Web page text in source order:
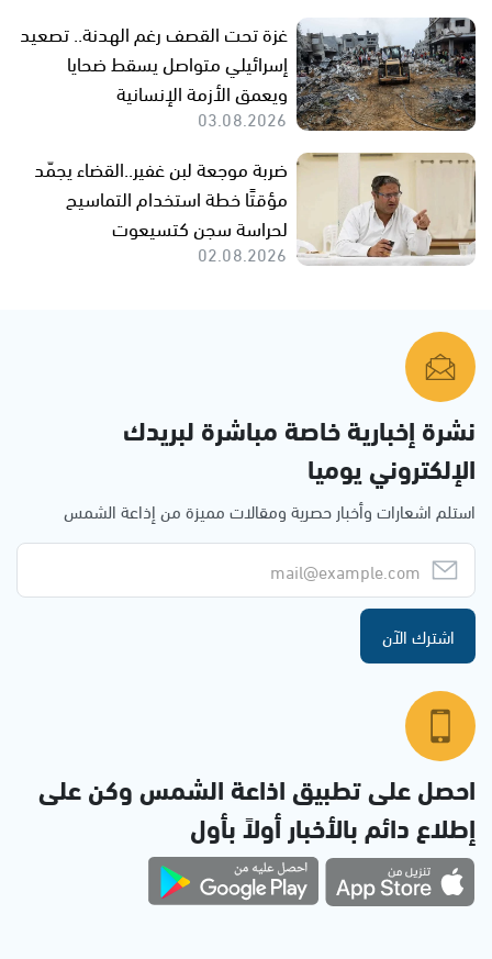
غزة تحت القصف رغم الهدنة.. تصعيد
إسرائيلي متواصل يسقط ضحايا
ويعمق الأزمة الإنسانية
03.08.2026
ضربة موجعة لبن غفير..القضاء يجمّد
مؤقتًا خطة استخدام التماسيح
لحراسة سجن كتسيعوت
02.08.2026
نشرة إخبارية خاصة مباشرة لبريدك
الإلكتروني يوميا
استلم اشعارات وأخبار حصرية ومقالات مميزة من إذاعة الشمس
اشترك الآن
احصل على تطبيق اذاعة الشمس وكن على
إطلاع دائم بالأخبار أولاً بأول